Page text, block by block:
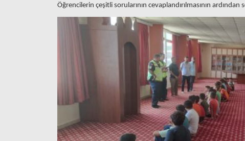
Öğrencilerin çeşitli sorularının cevaplandırılmasının ardından